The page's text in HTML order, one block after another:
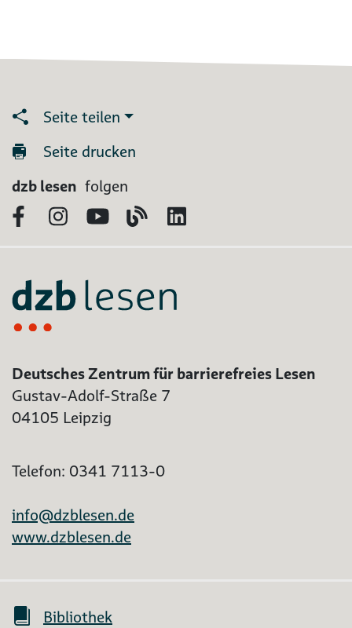
Seite teilen
Seite drucken
dzb lesen folgen
FacebookInstagram
YouTubeBlog
Deutsches Zentrum für barrierefreies Lesen
Gustav-Adolf-Straße 7
04105 Leipzig
Telefon: 0341 7113-0
info@dzblesen.de
www.dzblesen.de
Bibliothek